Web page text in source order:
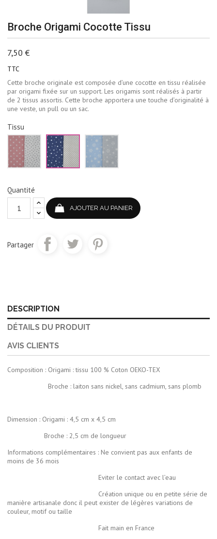
Broche Origami Cocotte Tissu
7,50 €
TTC
Cette broche originale est composée d’une cocotte en tissu réalisée
par origami fixée sur un support. Les origamis sont réalisés à partir
de 2 tissus assortis. Cette broche apportera une touche d’originalité à
une veste, un pull ou un sac.
Tissu
Rose
blanc
Bleu
marine
beige
ciel
gris
Quantité
AJOUTER AU PANIER
Partager
DESCRIPTION
DÉTAILS DU PRODUIT
AVIS CLIENTS
Composition : Origami : tissu 100 % Coton OEKO-TEX
Broche : laiton sans nickel, sans cadmium, sans plomb
Dimension : Origami : 4,5 cm x 4,5 cm
Broche : 2,5 cm de longueur
Informations complémentaires : Ne convient pas aux enfants de
moins de 36 mois
Eviter le contact avec l’eau
Création unique ou en petite série de
manière artisanale donc il peut exister de légères variations de
couleur, motif ou taille
Fait main en France